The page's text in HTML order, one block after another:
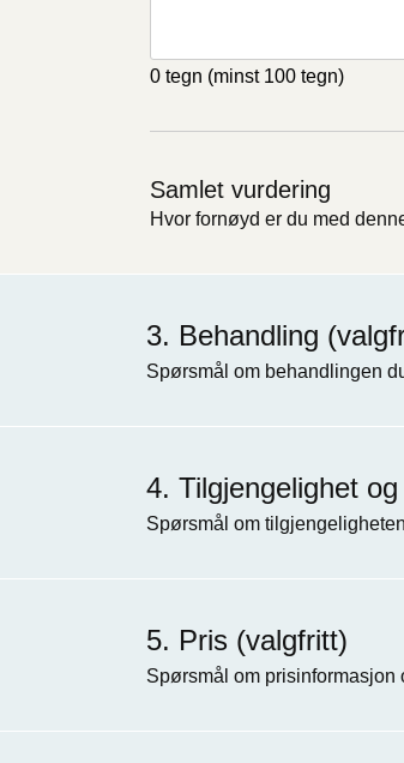
0 tegn (minst 100 tegn)
Samlet vurdering
Hvor fornøyd er du med
Behandling
Spørsmål om behandlingen
Tilgjengelighet
Spørsmål om
Pris (valgfritt)
Spørsmål om